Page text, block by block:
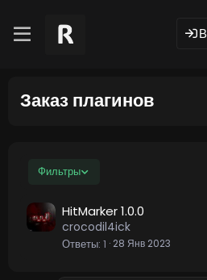
Заказ плагинов
Фильтры
HitMarker 1.0.0
crocodil4ick
Ответы 1 28 Янв 2023